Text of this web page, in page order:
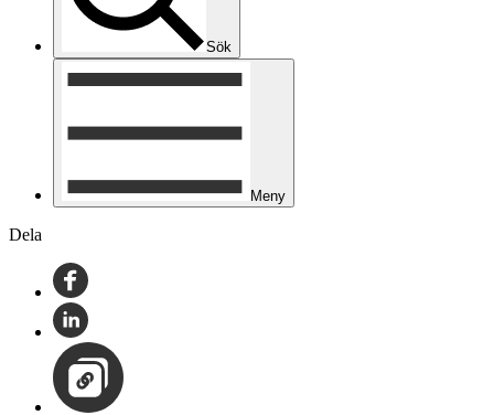
Sök
Meny
Dela